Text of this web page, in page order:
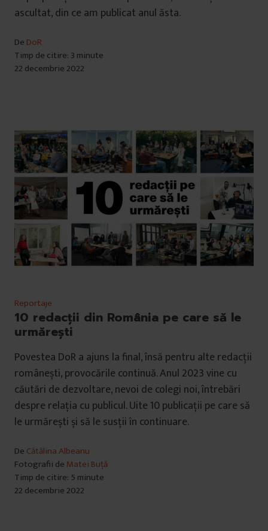
ascultat, din ce am publicat anul ăsta.
De DoR
Timp de citire: 3 minute
22 decembrie 2022
Reportaje
10 redacții din România pe care să le
urmărești
Povestea DoR a ajuns la final, însă pentru alte redacții
românești, provocările continuă. Anul 2023 vine cu
căutări de dezvoltare, nevoi de colegi noi, întrebări
despre relația cu publicul. Uite 10 publicații pe care să
le urmărești și să le susții în continuare.
De Cătălina Albeanu
Fotografii de Matei Buță
Timp de citire: 5 minute
22 decembrie 2022